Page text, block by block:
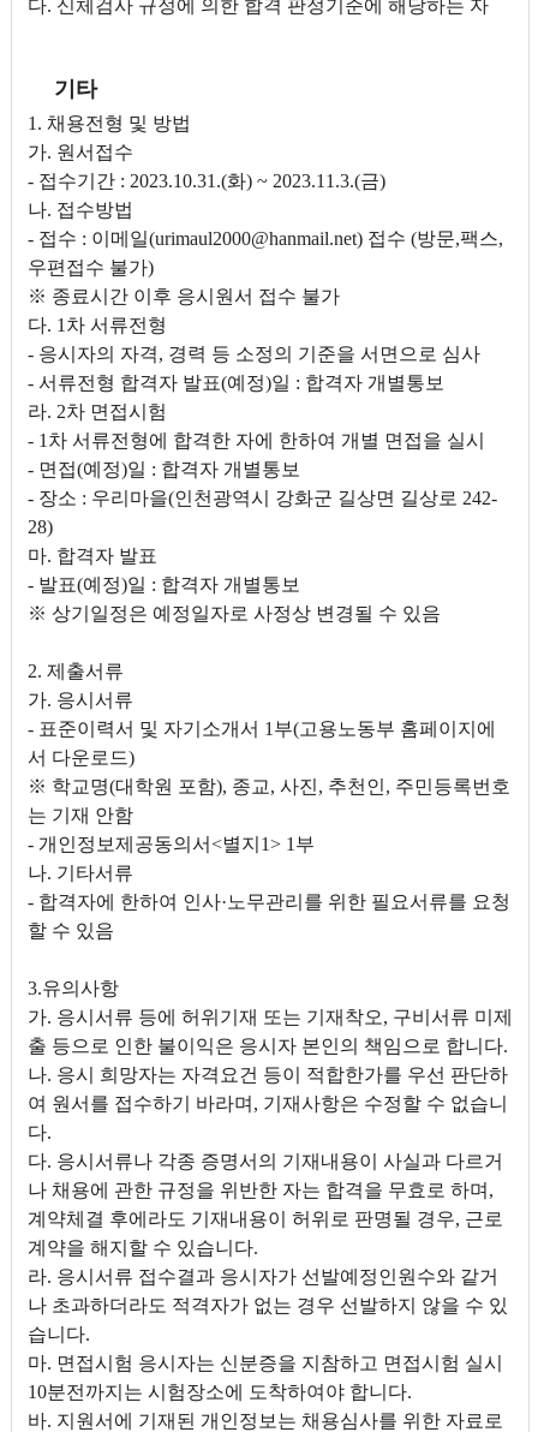
다. 신체검사 규정에 의한 합격 판정기준에 해당하는 자
기타
1. 채용전형 및 방법
가. 원서접수
- 접수기간 : 2023.10.31.(화) ~ 2023.11.3.(금)
나. 접수방법
- 접수 : 이메일(urimaul2000@hanmail.net) 접수 (방문,팩스,
우편접수 불가)
※ 종료시간 이후 응시원서 접수 불가
다. 1차 서류전형
- 응시자의 자격, 경력 등 소정의 기준을 서면으로 심사
- 서류전형 합격자 발표(예정)일 : 합격자 개별통보
라. 2차 면접시험
- 1차 서류전형에 합격한 자에 한하여 개별 면접을 실시
- 면접(예정)일 : 합격자 개별통보
- 장소 : 우리마을(인천광역시 강화군 길상면 길상로 242-
28)
마. 합격자 발표
- 발표(예정)일 : 합격자 개별통보
※ 상기일정은 예정일자로 사정상 변경될 수 있음
2. 제출서류
가. 응시서류
- 표준이력서 및 자기소개서 1부(고용노동부 홈페이지에
서 다운로드)
※ 학교명(대학원 포함), 종교, 사진, 추천인, 주민등록번호
는 기재 안함
- 개인정보제공동의서<별지1> 1부
나. 기타서류
- 합격자에 한하여 인사·노무관리를 위한 필요서류를 요청
할 수 있음
3.유의사항
가. 응시서류 등에 허위기재 또는 기재착오, 구비서류 미제
출 등으로 인한 불이익은 응시자 본인의 책임으로 합니다.
나. 응시 희망자는 자격요건 등이 적합한가를 우선 판단하
여 원서를 접수하기 바라며, 기재사항은 수정할 수 없습니
다.
다. 응시서류나 각종 증명서의 기재내용이 사실과 다르거
나 채용에 관한 규정을 위반한 자는 합격을 무효로 하며,
계약체결 후에라도 기재내용이 허위로 판명될 경우, 근로
계약을 해지할 수 있습니다.
라. 응시서류 접수결과 응시자가 선발예정인원수와 같거
나 초과하더라도 적격자가 없는 경우 선발하지 않을 수 있
습니다.
마. 면접시험 응시자는 신분증을 지참하고 면접시험 실시
10분전까지는 시험장소에 도착하여야 합니다.
바. 지원서에 기재된 개인정보는 채용심사를 위한 자료로